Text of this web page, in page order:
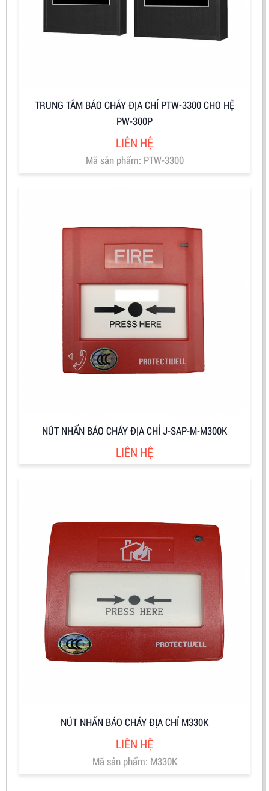
TRUNG TÂM BÁO CHÁY ĐỊA CHỈ PTW-3300 CHO HỆ
PW-300P
LIÊN HỆ
Mã sản phẩm: PTW-3300
NÚT NHẤN BÁO CHÁY ĐỊA CHỈ J-SAP-M-M300K
LIÊN HỆ
NÚT NHẤN BÁO CHÁY ĐỊA CHỈ M330K
LIÊN HỆ
Mã sản phẩm: M330K